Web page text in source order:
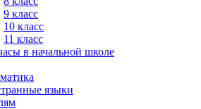
9 класс
10 класс
11 класс
в начальной школе
языки